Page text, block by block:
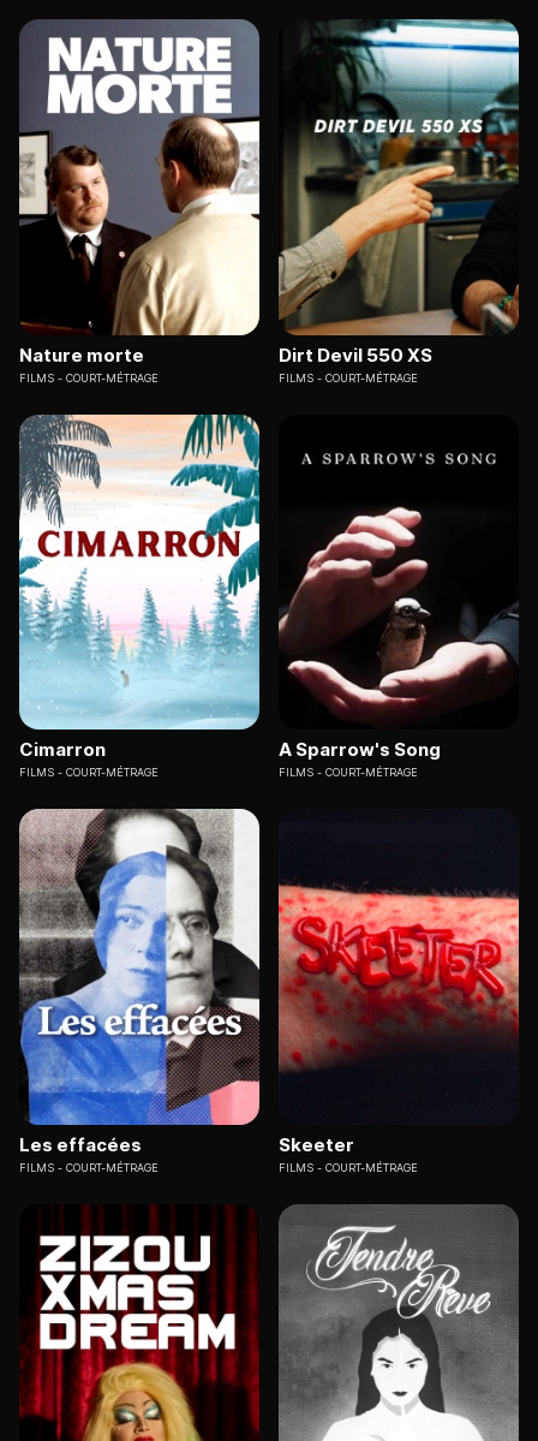
Nature morte
FILMS COURT-MÉTRAGE
Dirt Devil 550 XS
FILMS COURT-MÉTRAGE
Cimarron
FILMS COURT-MÉTRAGE
A Sparrow's Song
FILMS COURT-MÉTRAGE
Les effacées
FILMS COURT-MÉTRAGE
Skeeter
FILMS COURT-MÉTRAGE